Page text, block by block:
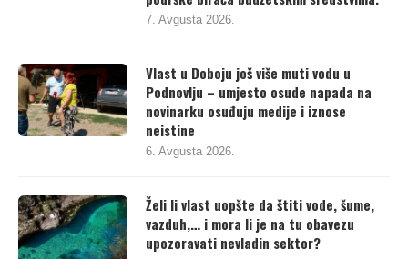
7. Avgusta 2026.
Vlast u Doboju još više muti vodu u
Podnovlju – umjesto osude napada na
novinarku osuđuju medije i iznose
neistine
6. Avgusta 2026.
Želi li vlast uopšte da štiti vode, šume,
vazduh,… i mora li je na tu obavezu
upozoravati nevladin sektor?